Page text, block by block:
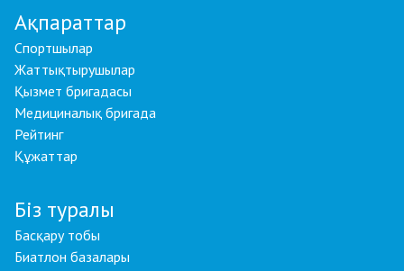
Ақпараттар
Спортшылар
Жаттықтырушылар
Қызмет бригадасы
Медициналық бригада
Рейтинг
Құжаттар
Біз туралы
Басқару тобы
Биатлон базалары